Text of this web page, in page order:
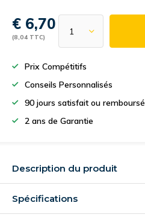
€ 6,70
(8,04 TTC)
Prix Compétitifs
Conseils Personnalisés
90 jours satisfait ou remboursé
2 ans de Garantie
Description du produit
Spécifications